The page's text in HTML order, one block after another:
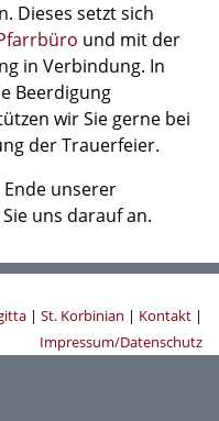
Dieses setzt sich
und mit der
in Verbindung. In
Beerdigung
wir Sie gerne bei
der Trauerfeier.
unserer
uns darauf an.
| St. Korbinian | Kontakt |
Impressum/Datenschutz